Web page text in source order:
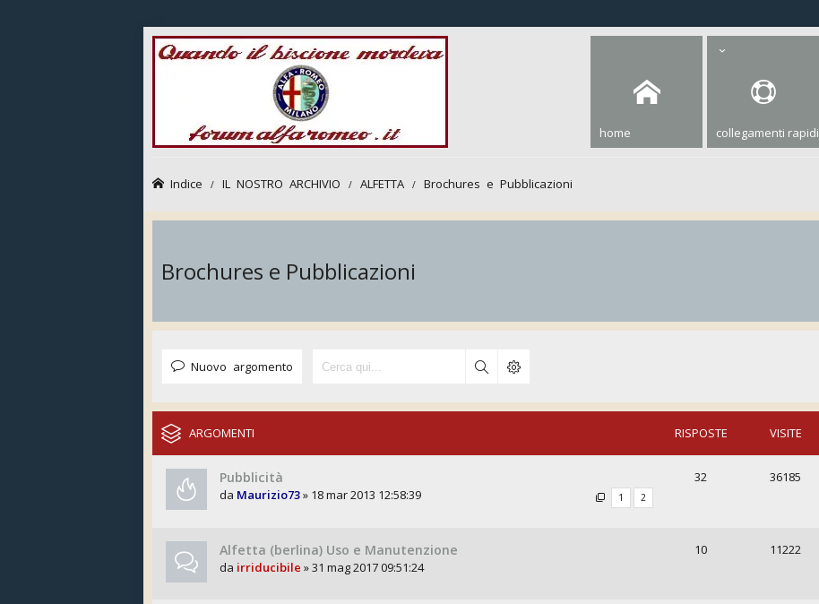
home collegamenti rapidi
Indice IL NOSTRO ARCHIVIO ALFETTA Brochures e Pubblicazioni
Brochures e Pubblicazioni
Nuovo argomento
ARGOMENTI RISPOSTE VISITE
Pubblicità
1 2
da Maurizio73» 18 mar 2013 12:58:39
32 36185
Alfetta (berlina) Uso e Manutenzione
da irriducibile » 31 mag 2017 09:51:24
10 11222